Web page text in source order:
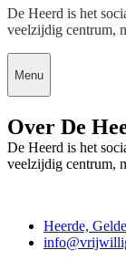
De Heerd is het
veelzijdig centrum,
Menu
Over De
De Heerd is het
veelzijdig centrum,
Heerde,